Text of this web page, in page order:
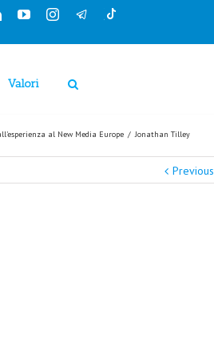
LinkedinYouTubeInstagram
Valori
al New Media Europe / Jonathan Tilley
Previous
Cookies Policy